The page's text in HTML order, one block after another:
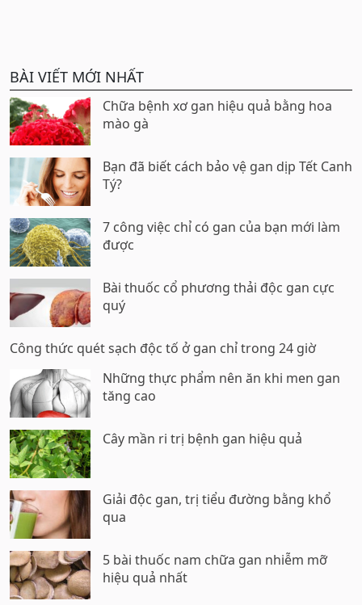
BÀI VIẾT MỚI NHẤT
Chữa bệnh xơ gan hiệu quả bằng hoa
mào gà
Bạn đã biết cách bảo vệ gan dịp Tết Canh
Tý?
7 công việc chỉ có gan của bạn mới làm
được
Bài thuốc cổ phương thải độc gan cực
quý
Công thức quét sạch độc tố ở gan chỉ trong 24 giờ
Những thực phẩm nên ăn khi men gan
tăng cao
Cây mần ri trị bệnh gan hiệu quả
Giải độc gan, trị tiểu đường bằng khổ
qua
5 bài thuốc nam chữa gan nhiễm mỡ
hiệu quả nhất